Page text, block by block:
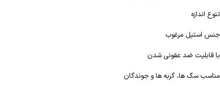
تنوع اندازه
جنس استیل مرغوب
با قابلیت ضد عفونی شدن
مناسب سگ ها، گربه ها و جوندگان